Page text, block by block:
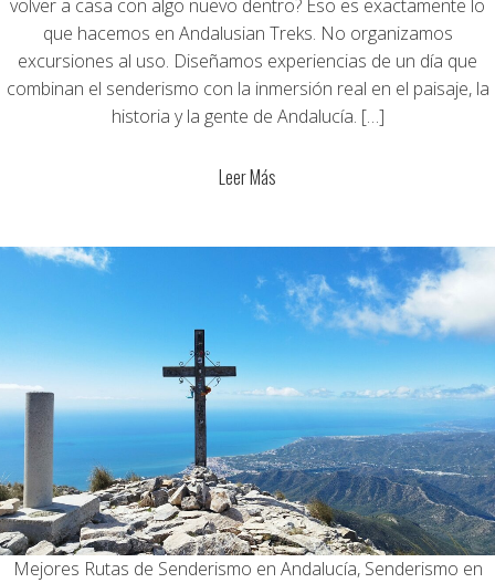
volver a casa con algo nuevo dentro? Eso es exactamente lo
que hacemos en Andalusian Treks. No organizamos
excursiones al uso. Diseñamos experiencias de un día que
combinan el senderismo con la inmersión real en el paisaje, la
historia y la gente de Andalucía. […]
Leer Más
Mejores Rutas de Senderismo en Andalucía, Senderismo en